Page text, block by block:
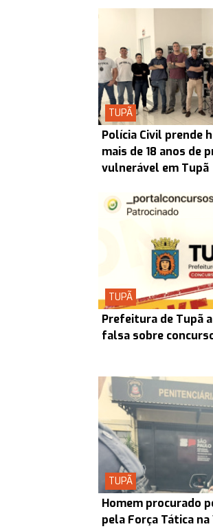
TUPÃ
Polícia Civil prende
mais de 18 anos de
vulnerável em Tupã
TUPÃ
Prefeitura de Tupã
falsa sobre
TUPÃ
Homem procurado
pela Força Tática